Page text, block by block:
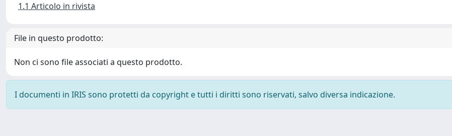
1.1 Articolo in rivista
File in questo prodotto:
Non ci sono file associati a questo prodotto.
I documenti in IRIS sono protetti da copyright e tutti i diritti sono riservati, salvo diversa indicazione.